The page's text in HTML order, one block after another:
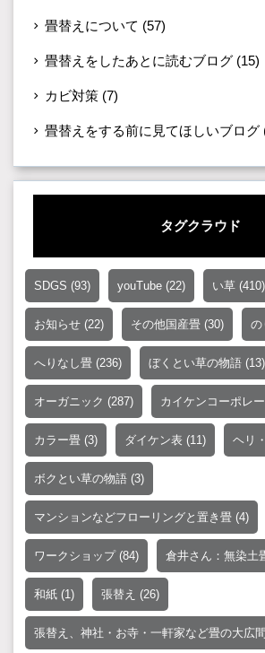
畳替えについて (57)
畳替えをしたあとに読むブログ (15)
カビ対策 (7)
畳替えをする前に見てほしいブログ
タグクラウド
SDGS (93) youTube (22) い草 (410)
お知らせ (22) その他国産畳 (30) の
へりなし畳 (236) ぼくとい草の物語 (13)
オーガニック (287) カイケンコーポレ
カラー畳 (3) ダイケン表 (11) ヘリ
ボクとい草の物語 (3)
マンションなどフローリングと置き畳 (4)
ワークショップ(84) 倉井さん：無染土
和紙 (1) 張替え (26)
張替え、神社・お寺・一軒家など畳の大広間